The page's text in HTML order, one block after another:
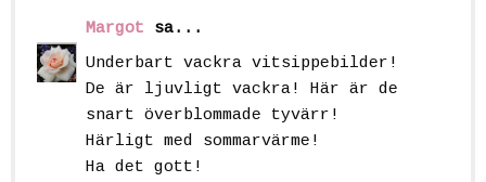
Margot sa...
Underbart vackra vitsippebilder!
De är ljuvligt vackra! Här är de
snart överblommade tyvärr!
Härligt med sommarvärme!
Ha det gott!